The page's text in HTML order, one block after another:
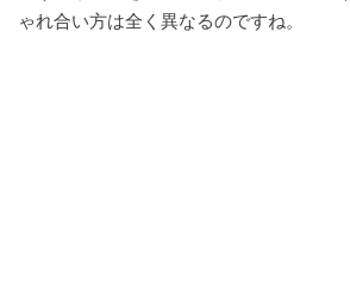
ゃれ合い方は全く異なるのですね。